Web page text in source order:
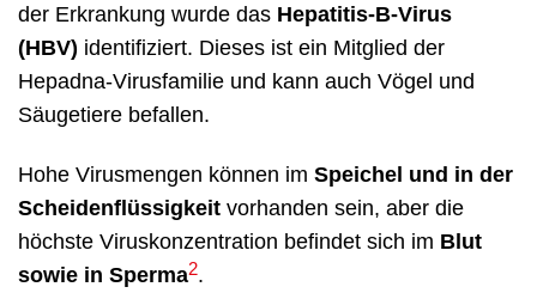
der Erkrankung wurde das Hepatitis-B-Virus
(HBV) identifiziert. Dieses ist ein Mitglied der
Hepadna-Virusfamilie und kann auch Vögel und
Säugetiere befallen.
Hohe Virusmengen können im Speichel und in der
Scheidenflüssigkeit vorhanden sein, aber die
höchste Viruskonzentration befindet sich im Blut
sowie in Sperma2.